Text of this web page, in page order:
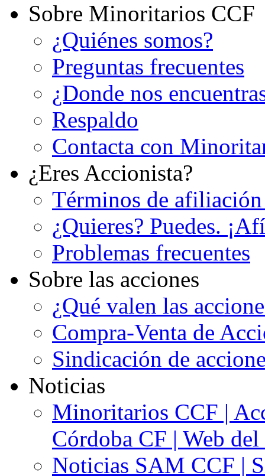
Sobre Minoritarios CCF
¿Quiénes somos?
Preguntas frecuentes
¿Donde nos
Respaldo
Contacta con
¿Eres Accionista?
Términos de
¿Quieres? Puedes.
Problemas frecuentes
Sobre las acciones
¿Qué valen las
Compra-Venta de
Sindicación de
Noticias
Minoritarios CCF |
Córdoba CF | Web
Noticias SAM CCF |